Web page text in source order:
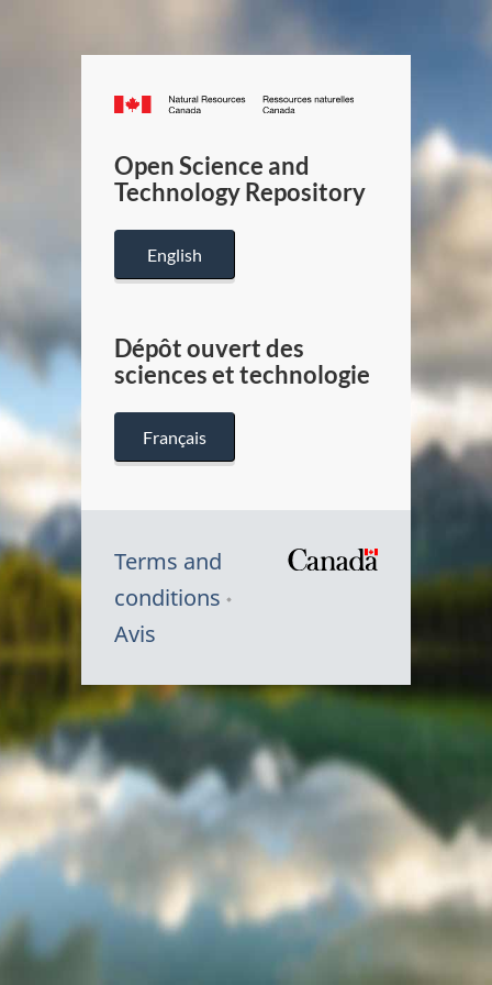
Canada.ca
/
Canada
Open Science and
Technology Repository
English
Dépôt ouvert des
sciences et technologie
Français
Terms and
conditions
Avis
Symbole
du